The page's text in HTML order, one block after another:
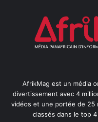
AfrikMag est un média
divertissement avec 4
vidéos et une portée de 25
classés dans le top